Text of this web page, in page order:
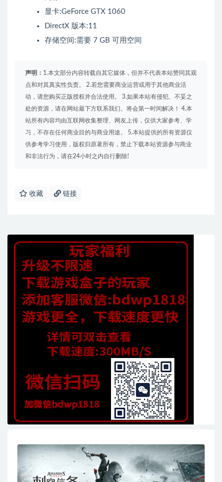
显卡:GeForce GTX 1060
DirectX 版本:11
存储空间:需要 7 GB 可用空间
声明： 1.本文部分内容转载自其它媒体，但并不代表本站赞同其观
点和对其真实性负责。 2.若您需要商业运营或用于其他商业活
动，请您购买正版授权并合法使用。 3.如果本站有侵犯、不妥之
处的资源，请在网站最下方联系我们。将会第一时间解决！ 4.本
站所有内容均由互联网收集整理、网友上传，仅供大家参考、学
习，不存在任何商业目的与商业用途。 5.本站提供的所有资源仅
供参考学习使用，版权归原著所有，禁止下载本站资源参与商业
和非法行为，请在24小时之内自行删除!
收藏 链接